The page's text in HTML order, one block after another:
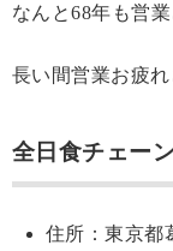
なんと68年も営
長い間営業お疲れ
全日食チェー
住所：東京都